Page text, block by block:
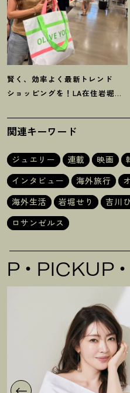
賢く、効率よく最新トレンド
ショッピングを ！ LA在住岩堀せ
選
関連キーワード
ジュエリー 連載 映画
インタビュー
海外旅行
海外生活
岩堀せり 吉川
ロサンゼルス